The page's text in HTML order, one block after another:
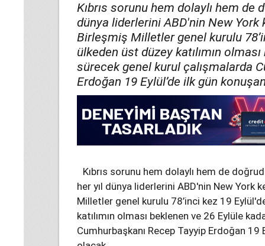
Kıbrıs sorunu hem dolaylı hem de
dünya liderlerini ABD'nin New
Birleşmiş Milletler genel kurulu
ülkeden üst düzey katılımın
sürecek genel kurul çalışmalarda
Erdoğan 19 Eylül’de ilk gün
Kıbrıs sorunu hem dolaylı hem de
her yıl dünya liderlerini ABD'nin New
Milletler genel kurulu 78’inci kez 19
katılımın olması beklenen ve 26 Eylüle
Cumhurbaşkanı Recep Tayyip Erdoğan